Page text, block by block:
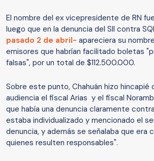
El nombre del ex vicepresidente de RN
luego que en la denuncia del SII contra
pasado 2 de abril- apareciera su
emisores que habrían facilitado boletas
falsas", por un total de $112.500.000.
Sobre este punto, Chahuán hizo hincapié
audiencia el fiscal Arias y el fiscal
que había una denuncia claramente
estaba individualizado y mencionado el
denuncia, y además se señalaba que era
quienes resulten responsables".